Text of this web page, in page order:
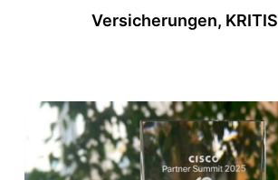
Versicherungen, KRITIS